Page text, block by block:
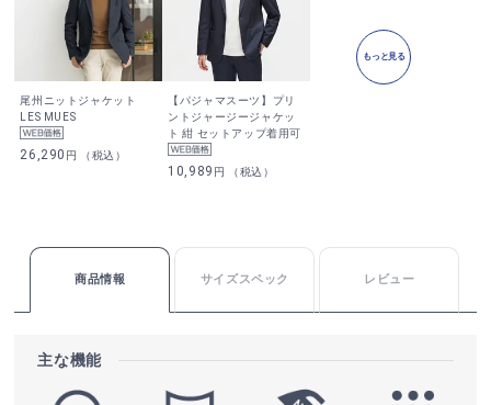
尾州ニットジャケット
LES MUES
26,290 円 （税込）
【パジャマスーツ】プリ
ントジャージージャケッ
ト 紺 セットアップ着用可
10,989 円 （税込）
もっと見る
商品情報 サイズスペック レビュー
主な機能